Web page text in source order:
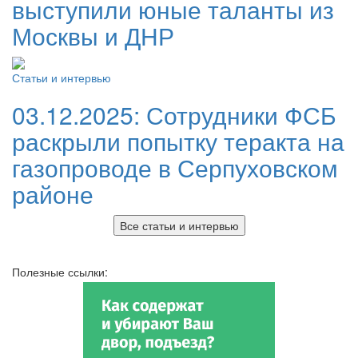
выступили юные таланты из
Москвы и ДНР
Статьи и интервью
03.12.2025: Сотрудники ФСБ
раскрыли попытку теракта на
газопроводе в Серпуховском
районе
Все статьи и интервью
Полезные ссылки: